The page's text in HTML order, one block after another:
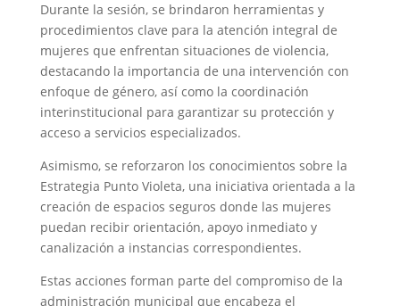
Durante la sesión, se brindaron herramientas y
procedimientos clave para la atención integral de
mujeres que enfrentan situaciones de violencia,
destacando la importancia de una intervención con
enfoque de género, así como la coordinación
interinstitucional para garantizar su protección y
acceso a servicios especializados.
Asimismo, se reforzaron los conocimientos sobre la
Estrategia Punto Violeta, una iniciativa orientada a la
creación de espacios seguros donde las mujeres
puedan recibir orientación, apoyo inmediato y
canalización a instancias correspondientes.
Estas acciones forman parte del compromiso de la
administración municipal que encabeza el